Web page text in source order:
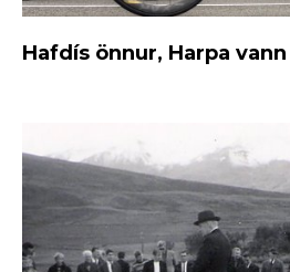
Hafdís önnur, Harpa vann